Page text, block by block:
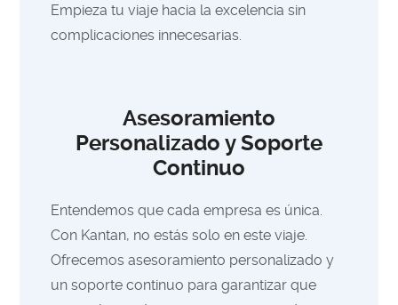
Empieza tu viaje hacia la excelencia sin
complicaciones innecesarias.
Asesoramiento
Personalizado y Soporte
Continuo
Entendemos que cada empresa es única.
Con Kantan, no estás solo en este viaje.
Ofrecemos asesoramiento personalizado y
un soporte continuo para garantizar que